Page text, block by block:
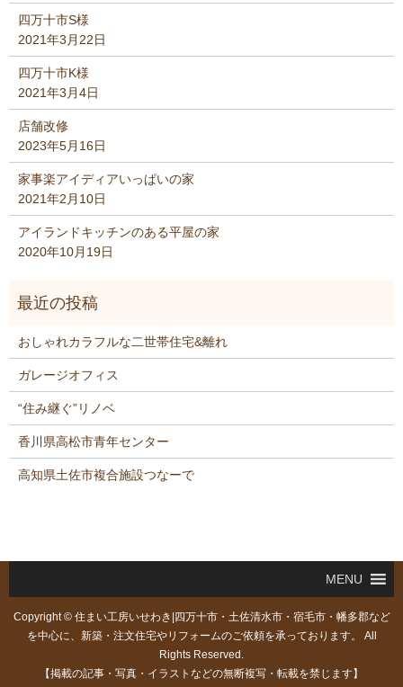
四万十市S様
2021年3月22日
四万十市K様
2021年3月4日
店舗改修
2023年5月16日
家事楽アイディアいっぱいの家
2021年2月10日
アイランドキッチンのある平屋の家
2020年10月19日
おしゃれカラフルな二世帯住宅&離れ
ガレージオフィス
“住み継ぐ”リノベ
香川県高松市青年センター
高知県土佐市複合施設つなーで
MENU
Copyright © 住まい工房いせわき|四万十市・土佐清水市・宿毛市・幡多郡など
を中心に、新築・注文住宅やリフォームのご依頼を承っております。 All
Rights Reserved.
【掲載の記事・写真・イラストなどの無断複写・転載を禁じます】